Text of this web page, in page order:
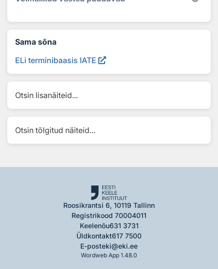
Sama sõna
ELi terminibaasis IATE
Otsin lisanäiteid...
Otsin tõlgitud näiteid...
Roosikrantsi 6, 10119 Tallinn
Registrikood 70004011
Keelenõu631 3731
Üldkontakt617 7500
E-posteki@eki.ee
Wordweb App 1.48.0